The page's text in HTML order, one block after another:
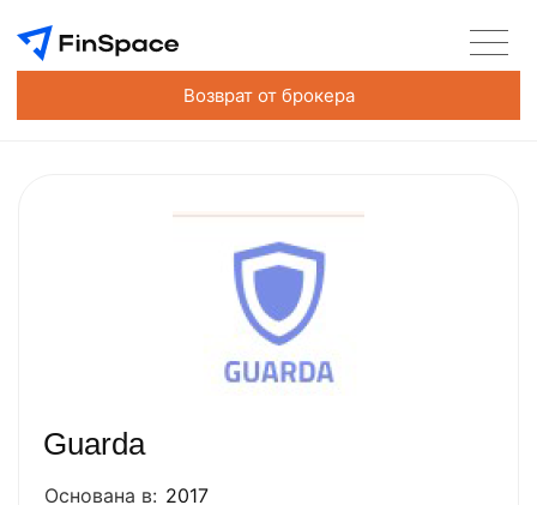
Возврат от брокера
Guarda
Основана в: 2017